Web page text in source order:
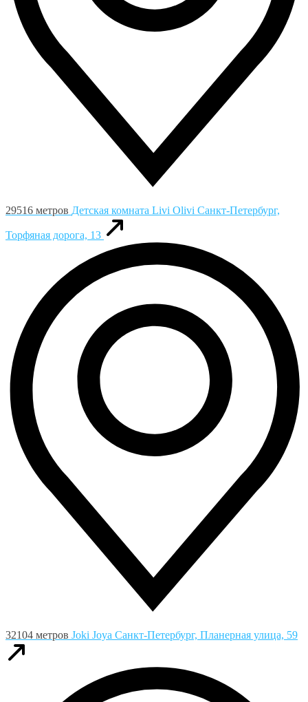
29516 метров Детская комната Livi Olivi Санкт-Петербург,
Торфяная дорога, 13
32104 метров Joki Joya Санкт-Петербург, Планерная улица, 59